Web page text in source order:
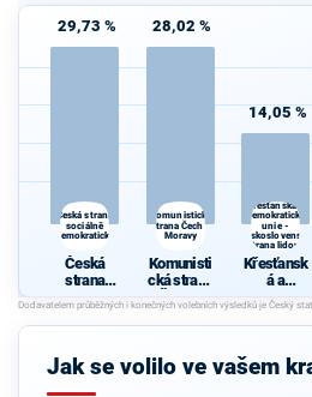
29,73 %
Česká strana
sociálně
demokratická
Česká
strana
sociálně
demokrati
cká
28,02 %
Komunistická
strana Čech a
Moravy
Komunisti
cká strana
Čech a
Moravy
14,05 %
Křesťanská a
demokratická
unie -
Československá
strana lidová
Křesťansk
á a
demokrati
cká unie -
Českoslov
strana
Jak se volilo ve vašem